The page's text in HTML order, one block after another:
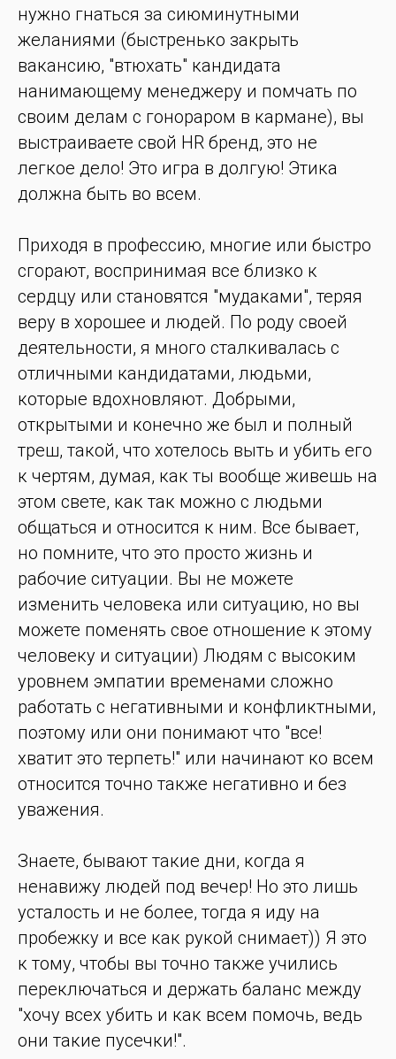
нужно гнаться за сиюминутными
желаниями (быстренько закрыть
вакансию, "втюхать" кандидата
нанимающему менеджеру и помчать по
своим делам с гонораром в кармане), вы
выстраиваете свой HR бренд, это не
легкое дело! Это игра в долгую! Этика
должна быть во всем.
Приходя в профессию, многие или быстро
сгорают, воспринимая все близко к
сердцу или становятся "мудаками", теряя
веру в хорошее и людей. По роду своей
деятельности, я много сталкивалась с
отличными кандидатами, людьми,
которые вдохновляют. Добрыми,
открытыми и конечно же был и полный
треш, такой, что хотелось выть и убить его
к чертям, думая, как ты вообще живешь на
этом свете, как так можно с людьми
общаться и относится к ним. Все бывает,
но помните, что это просто жизнь и
рабочие ситуации. Вы не можете
изменить человека или ситуацию, но вы
можете поменять свое отношение к этому
человеку и ситуации) Людям с высоким
уровнем эмпатии временами сложно
работать с негативными и конфликтными,
поэтому или они понимают что "все!
хватит это терпеть!" или начинают ко всем
относится точно также негативно и без
уважения.
Знаете, бывают такие дни, когда я
ненавижу людей под вечер! Но это лишь
усталость и не более, тогда я иду на
пробежку и все как рукой снимает)) Я это
к тому, чтобы вы точно также учились
переключаться и держать баланс между
"хочу всех убить и как всем помочь, ведь
они такие пусечки!".